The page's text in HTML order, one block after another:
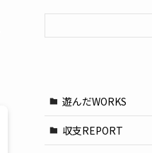
遊んだWORKS
収支REPORT